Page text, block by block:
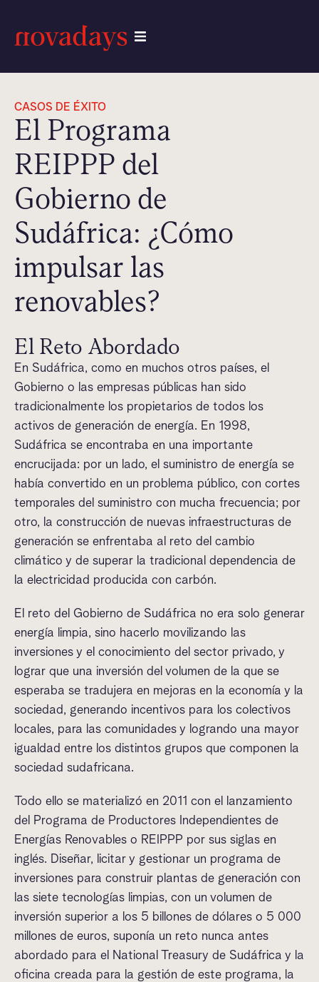
CASOS DE ÉXITO
El Programa
REIPPP del
Gobierno de
Sudáfrica: ¿Cómo
impulsar las
renovables?
El Reto Abordado
En Sudáfrica, como en muchos otros países, el
Gobierno o las empresas públicas han sido
tradicionalmente los propietarios de todos los
activos de generación de energía. En 1998,
Sudáfrica se encontraba en una importante
encrucijada: por un lado, el suministro de energía se
había convertido en un problema público, con cortes
temporales del suministro con mucha frecuencia; por
otro, la construcción de nuevas infraestructuras de
generación se enfrentaba al reto del cambio
climático y de superar la tradicional dependencia de
la electricidad producida con carbón.
El reto del Gobierno de Sudáfrica no era solo generar
energía limpia, sino hacerlo movilizando las
inversiones y el conocimiento del sector privado, y
lograr que una inversión del volumen de la que se
esperaba se tradujera en mejoras en la economía y la
sociedad, generando incentivos para los colectivos
locales, para las comunidades y logrando una mayor
igualdad entre los distintos grupos que componen la
sociedad sudafricana.
Todo ello se materializó en 2011 con el lanzamiento
del Programa de Productores Independientes de
Energías Renovables o REIPPP por sus siglas en
inglés. Diseñar, licitar y gestionar un programa de
inversiones para construir plantas de generación con
las siete tecnologías limpias, con un volumen de
inversión superior a los 5 billones de dólares o 5 000
millones de euros, suponía un reto nunca antes
abordado para el National Treasury de Sudáfrica y la
oficina creada para la gestión de este programa, la